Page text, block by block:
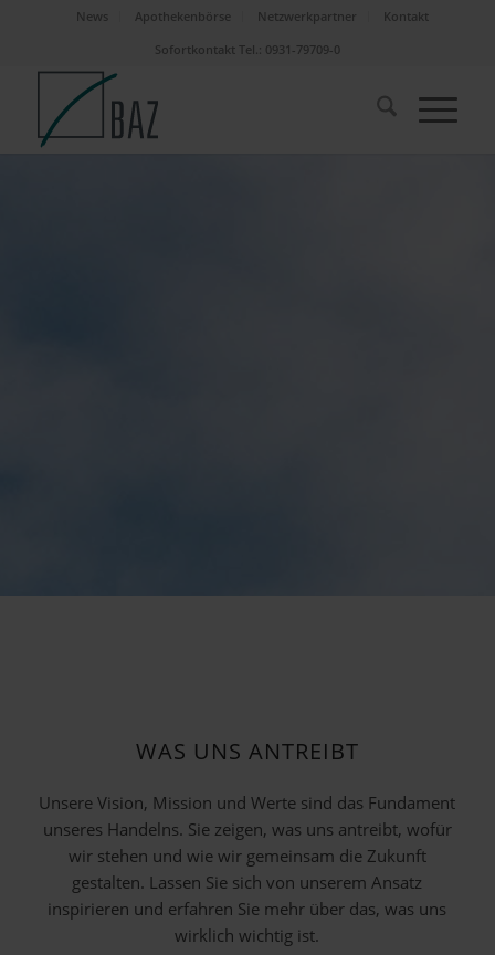
News Apothekenbörse Netzwerkpartner
Kontakt
Sofortkontakt Tel.: 0931-79709-0
WAS UNS ANTREIBT
Unsere Vision, Mission und Werte sind das Fundament
unseres Handelns. Sie zeigen, was uns antreibt, wofür
wir stehen und wie wir gemeinsam die Zukunft
gestalten. Lassen Sie sich von unserem Ansatz
inspirieren und erfahren Sie mehr über das, was uns
wirklich wichtig ist.